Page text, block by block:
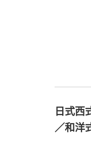
日式西
／和洋